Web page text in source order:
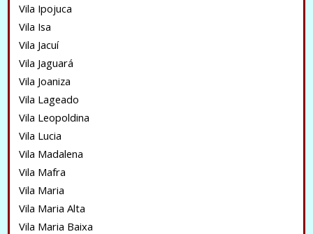
Vila Ipojuca
Vila Isa
Vila Jacuí
Vila Jaguará
Vila Joaniza
Vila Lageado
Vila Leopoldina
Vila Lucia
Vila Madalena
Vila Mafra
Vila Maria
Vila Maria Alta
Vila Maria Baixa